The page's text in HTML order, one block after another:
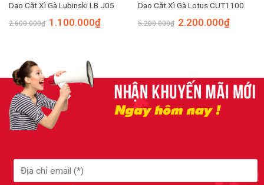
Dao Cắt Xì Gà Lubinski LB J05
2.600.000₫ 1.100.000₫
Dao Cắt Xì Gà Lotus CUT1100
5.200.000₫ 2.200.000₫